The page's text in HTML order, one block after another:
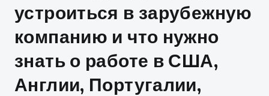
устроиться в зарубежную
компанию и что нужно
знать о работе в США,
Англии, Португалии,